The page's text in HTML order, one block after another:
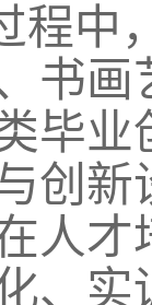
程中
书画
毕业
创新
人才
、实